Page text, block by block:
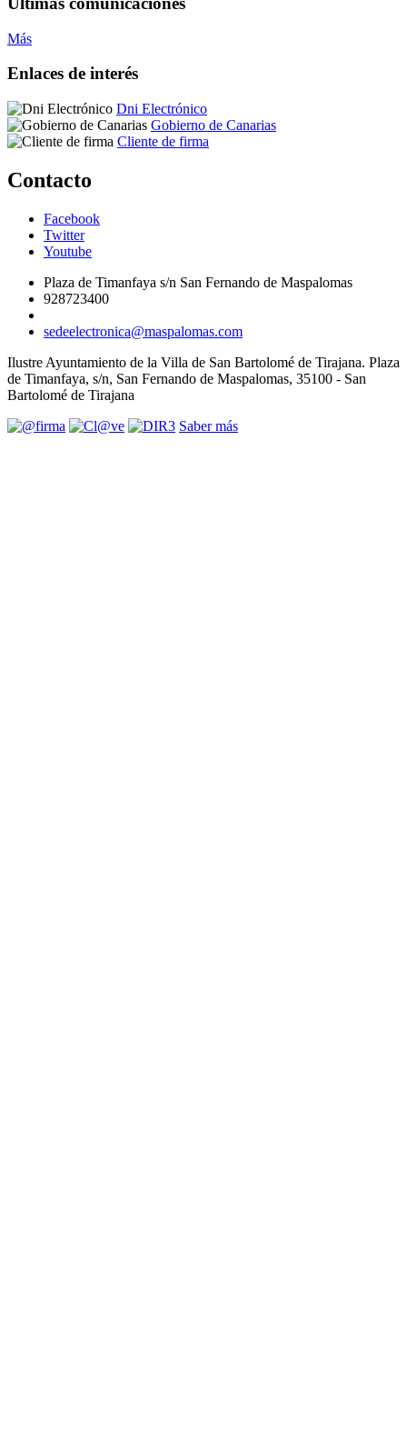
Más
Enlaces de interés
Dni Electrónico
Gobierno de Canarias
Cliente de firma
Contacto
Facebook
Twitter
Youtube
Plaza de Timanfaya s/n San Fernando de Maspalomas
928723400
sedeelectronica@maspalomas.com
Ilustre Ayuntamiento de la Villa de San Bartolomé de Tirajana. Plaza
de Timanfaya, s/n, San Fernando de Maspalomas, 35100 - San
Bartolomé de Tirajana
Saber más